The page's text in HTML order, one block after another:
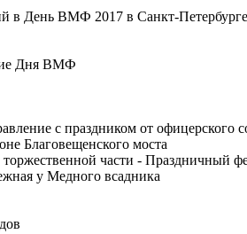
в День ВМФ 2017 в Санкт-Петербурге
Дня ВМФ
с праздником от офицерского
Благовещенского моста
части - Праздничный
у Медного всадника